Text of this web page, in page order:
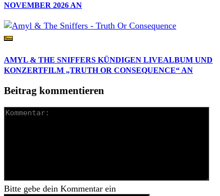
NOVEMBER 2026 AN
News
AMYL & THE SNIFFERS KÜNDIGEN LIVEALBUM UND
KONZERTFILM „TRUTH OR CONSEQUENCE“ AN
Beitrag kommentieren
Bitte gebe dein Kommentar ein